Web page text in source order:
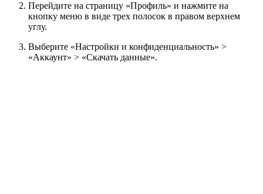
Перейдите на страницу «Профиль» и нажмите на
кнопку меню в виде трех полосок в правом верхнем
углу.
Выберите «Настройки и конфиденциальность» >
«Аккаунт» > «Скачать данные».